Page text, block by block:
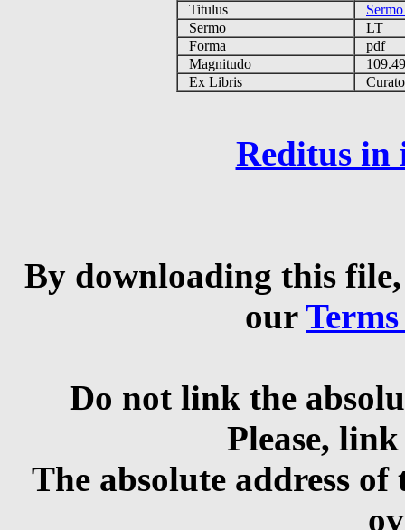
Titulus
Sermo
LT
Forma
pdf
Magnitudo
Ex Libris
Reditus in
By downloading this
our
Do not link the
Please,
The absolute address